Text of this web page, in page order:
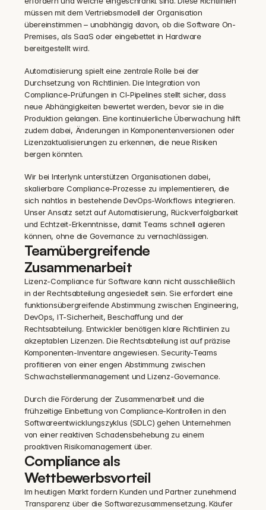
müssen mit dem Vertriebsmodell der Organisation
übereinstimmen – unabhängig davon, ob die Software On-
Premises, als SaaS oder eingebettet in Hardware
bereitgestellt wird.
Automatisierung spielt eine zentrale Rolle bei der
Durchsetzung von Richtlinien. Die Integration von
Compliance-Prüfungen in CI-Pipelines stellt sicher, dass
neue Abhängigkeiten bewertet werden, bevor sie in die
Produktion gelangen. Eine kontinuierliche Überwachung hilft
zudem dabei, Änderungen in Komponentenversionen oder
Lizenzaktualisierungen zu erkennen, die neue Risiken
bergen könnten.
Wir bei Interlynk unterstützen Organisationen dabei,
skalierbare Compliance-Prozesse zu implementieren, die
sich nahtlos in bestehende DevOps-Workflows integrieren.
Unser Ansatz setzt auf Automatisierung, Rückverfolgbarkeit
und Echtzeit-Erkenntnisse, damit Teams schnell agieren
können, ohne die Governance zu vernachlässigen.
Teamübergreifende
Zusammenarbeit
Lizenz-Compliance für Software kann nicht ausschließlich
in der Rechtsabteilung angesiedelt sein. Sie erfordert eine
funktionsübergreifende Abstimmung zwischen Engineering,
DevOps, IT-Sicherheit, Beschaffung und der
Rechtsabteilung. Entwickler benötigen klare Richtlinien zu
akzeptablen Lizenzen. Die Rechtsabteilung ist auf präzise
Komponenten-Inventare angewiesen. Security-Teams
profitieren von einer engen Abstimmung zwischen
Schwachstellenmanagement und Lizenz-Governance.
Durch die Förderung der Zusammenarbeit und die
frühzeitige Einbettung von Compliance-Kontrollen in den
Softwareentwicklungszyklus (SDLC) gehen Unternehmen
von einer reaktiven Schadensbehebung zu einem
proaktiven Risikomanagement über.
Compliance als
Wettbewerbsvorteil
Im heutigen Markt fordern Kunden und Partner zunehmend
Transparenz über die Softwarezusammensetzung. Käufer